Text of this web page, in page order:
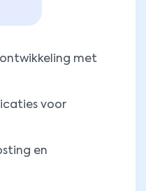
met
voor
en